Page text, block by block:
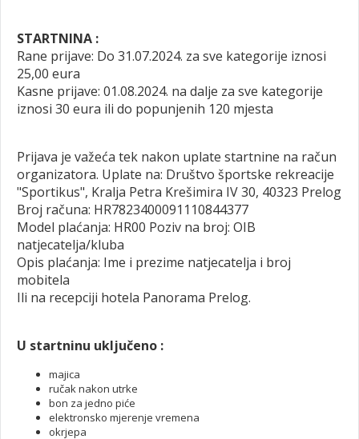
STARTNINA :
Rane prijave: Do 31.07.2024. za sve kategorije iznosi
25,00 eura
Kasne prijave: 01.08.2024. na dalje za sve kategorije
iznosi 30 eura ili do popunjenih 120 mjesta
Prijava je važeća tek nakon uplate startnine na račun
organizatora. Uplate na: Društvo športske rekreacije
"Sportikus", Kralja Petra Krešimira IV 30, 40323 Prelog
Broj računa: HR7823400091110844377
Model plaćanja: HR00 Poziv na broj: OIB
natjecatelja/kluba
Opis plaćanja: Ime i prezime natjecatelja i broj
mobitela
Ili na recepciji hotela Panorama Prelog.
U startninu uključeno :
majica
ručak nakon utrke
bon za jedno piće
elektronsko mjerenje vremena
okrjepa